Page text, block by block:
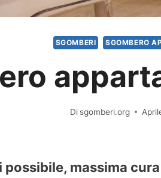
SGOMBERI SGOMBERO
Di sgomberi.org
massima